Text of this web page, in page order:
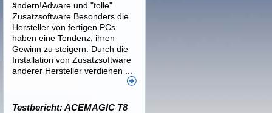
ändern!Adware und "tolle"
Zusatzsoftware Besonders die
Hersteller von fertigen PCs
haben eine Tendenz, ihren
Gewinn zu steigern: Durch die
Installation von Zusatzsoftware
anderer Hersteller verdienen ...
Testbericht: ACEMAGIC T8